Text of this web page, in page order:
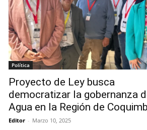
Política
Proyecto de Ley busca
democratizar la gobernanza
Agua en la Región de
Editor - Marzo 10, 2025